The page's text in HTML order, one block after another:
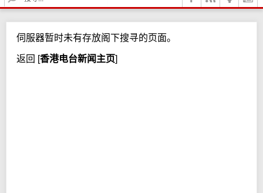
e
c
h
伺服器暂时未有存放阁下搜寻的页面。
返回 [香港电台新闻主页]